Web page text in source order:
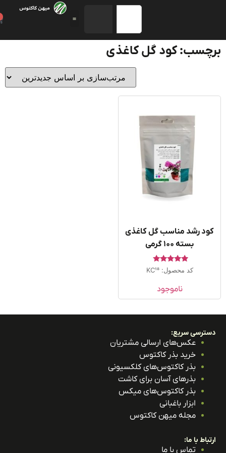
کود گل کاغذی
رشد مناسب گل کاغذی
بسته ۱۰۰ گرمی
امتیاز
5.00
کد محصول: KC18
ناموجود
سریع:
عکس‌های ارسالی مشتریان
خرید بذر کاکتوس
بذر کاکتوس‌های کلکسیونی
بذرهای آسان برای کاشت
بذر کاکتوس‌های میکس
ابزار باغبانی
مجله میهن کاکتوس
با ما:
تماس با ما